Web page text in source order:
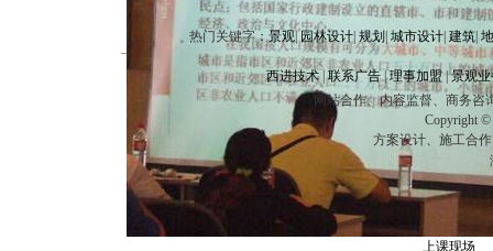
上课现场
热门关键字：景观| 园林设计 规划 城市设计 建筑
西进技术|联系广告|理事加盟|景观
网站合作、内容监督、商务咨
Copyright
方案设计、施工合